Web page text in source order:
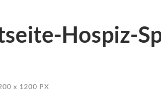
Hospiz-
x 1200 PX